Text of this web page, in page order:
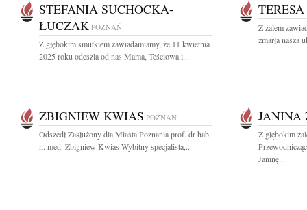
STEFANIA SUCHOCKA-
ŁUCZAK POZNAŃ
Z głębokim smutkiem zawiadamiamy, że 11 kwietnia
2025 roku odeszła od nas Mama, Teściowa i...
Z żalem
zmarła nasza
ZBIGNIEW KWIAS POZNAŃ
Odszedł Zasłużony dla Miasta Poznania prof. dr hab.
n. med. Zbigniew Kwias Wybitny specjalista,...
JANINA
Z głębokim
Janinę...